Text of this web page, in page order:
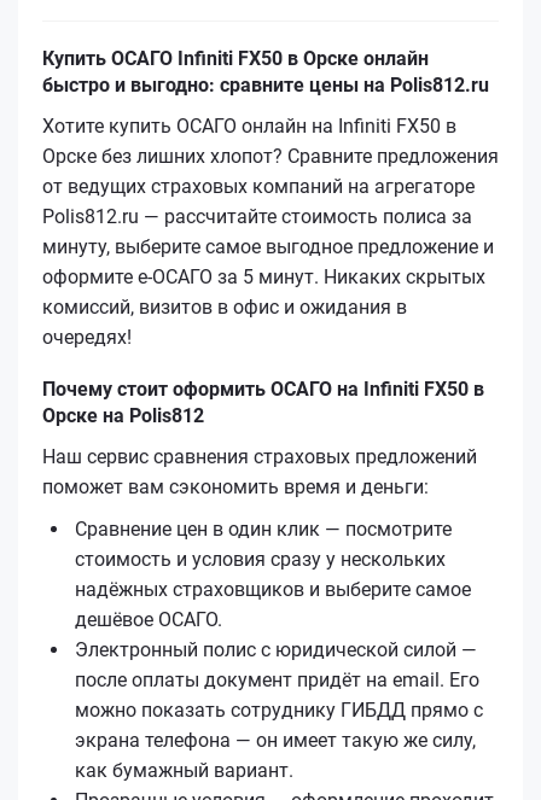
Купить ОСАГО Infiniti FX50 в Орске онлайн
быстро и выгодно: сравните цены на Polis812.ru
Хотите купить ОСАГО онлайн на Infiniti FX50 в
Орске без лишних хлопот? Сравните предложения
от ведущих страховых компаний на агрегаторе
Polis812.ru — рассчитайте стоимость полиса за
минуту, выберите самое выгодное предложение и
оформите е‑ОСАГО за 5 минут. Никаких скрытых
комиссий, визитов в офис и ожидания в
очередях!
Почему стоит оформить ОСАГО на Infiniti FX50 в
Орске на Polis812
Наш сервис сравнения страховых предложений
поможет вам сэкономить время и деньги:
Сравнение цен в один клик — посмотрите
стоимость и условия сразу у нескольких
надёжных страховщиков и выберите самое
дешёвое ОСАГО.
Электронный полис с юридической силой —
после оплаты документ придёт на email. Его
можно показать сотруднику ГИБДД прямо с
экрана телефона — он имеет такую же силу,
как бумажный вариант.